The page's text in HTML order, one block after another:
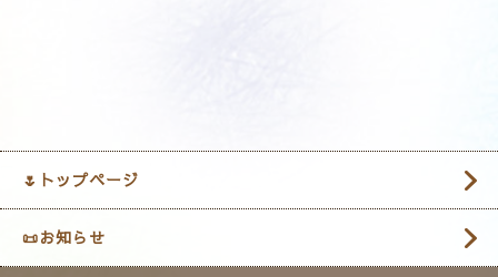
🌷トップページ
📜お知らせ